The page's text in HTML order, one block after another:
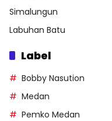
Simalungun
Labuhan Batu
Label
Bobby Nasution
Medan
Pemko Medan